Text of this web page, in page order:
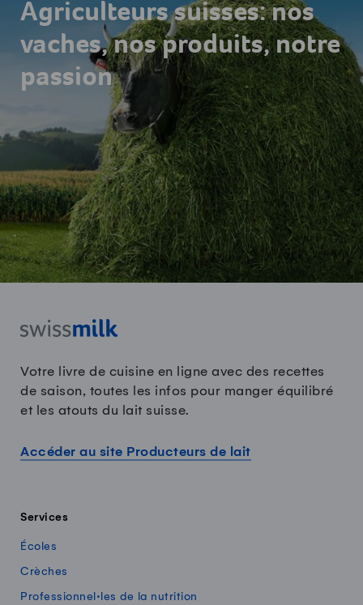
Agriculteurs suisses: nos
vaches, nos produits, notre
passion
Votre livre de cuisine en ligne avec des recettes
de saison, toutes les infos pour manger équilibré
et les atouts du lait suisse.
Accéder au site Producteurs de lait
Services
Écoles
Crèches
Professionnel·les de la nutrition